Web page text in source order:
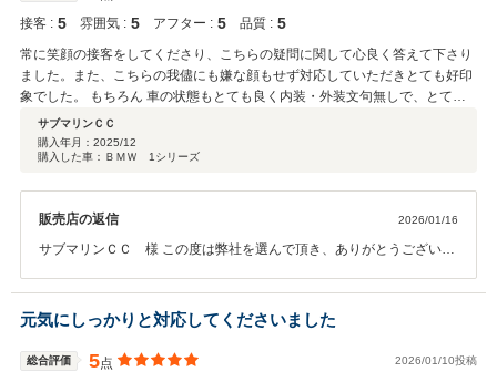
接客 : 5 雰囲気 : 5 アフター : 5 品質 : 5
常に笑顔の接客をしてくださり、こちらの疑問に関して心良く答えて下さり
ました。また、こちらの我儘にも嫌な顔もせず対応していただきとても好印
象でした。 もちろん 車の状態もとても良く内装・外装文句無しで、とても
満足しています。
サブマリンＣＣ
購入年月： 2025/12
購入した車：ＢＭＷ 1シリーズ
販売店の返信 2026/01/16
サブマリンＣＣ 様 この度は弊社を選んで頂き、ありがとうございま
元気にしっかりと対応してくださいました
総合評価 5点 2026/01/10投稿